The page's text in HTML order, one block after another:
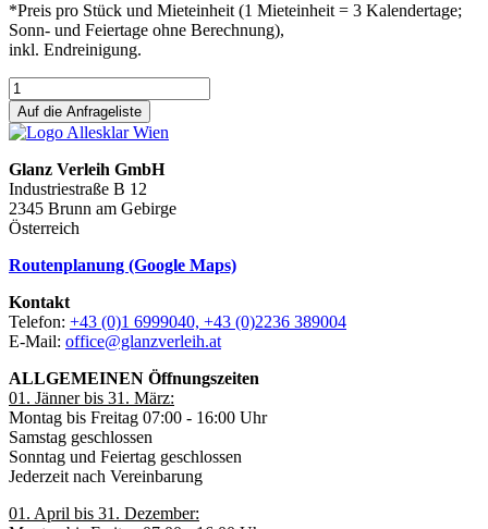
*Preis pro Stück und Mieteinheit (1 Mieteinheit = 3 Kalendertage;
Sonn- und Feiertage ohne Berechnung),
inkl. Endreinigung.
Auf die Anfrageliste
Glanz Verleih GmbH
Industriestraße B 12
2345 Brunn am Gebirge
Österreich
Routenplanung (Google Maps)
Kontakt
Telefon: +43 (0)1 6999040, +43 (0)2236 389004
E-Mail: office@glanzverleih.at
ALLGEMEINEN Öffnungszeiten
01. Jänner bis 31. März:
Montag bis Freitag 07:00 - 16:00 Uhr
Samstag geschlossen
Sonntag und Feiertag geschlossen
Jederzeit nach Vereinbarung
01. April bis 31. Dezember: